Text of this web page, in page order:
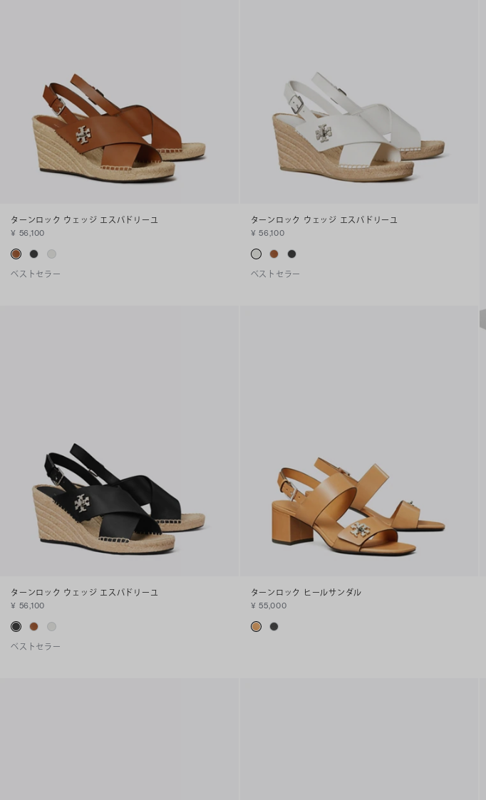
ターンロック ウェッジ エスパドリーユ
¥ 56,100
ベストセラー
ターンロック ウェッジ エスパドリーユ
¥ 56,100
ベストセラー
ターンロック ウェッジ エスパドリーユ
¥ 56,100
ベストセラー
ターンロック ヒールサンダル
¥ 55,000